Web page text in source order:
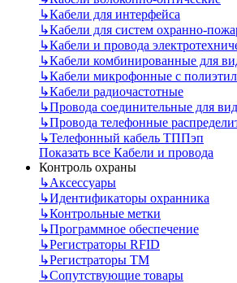
↳Кабели для интерфейса
↳Кабели для систем охранно-
↳Кабели и провода
↳Кабели комбинированные для
↳Кабели микрофонные с
↳Кабели радиочастотные
↳Провода соединительные для
↳Провода телефонные
↳Телефонный кабель ТППэп
Показать все Кабели и провода
Контроль охраны
↳Аксессуары
↳Идентификаторы охранника
↳Контрольные метки
↳Программное обеспечение
↳Регистраторы RFID
↳Регистраторы ТМ
↳Сопутствующие товары